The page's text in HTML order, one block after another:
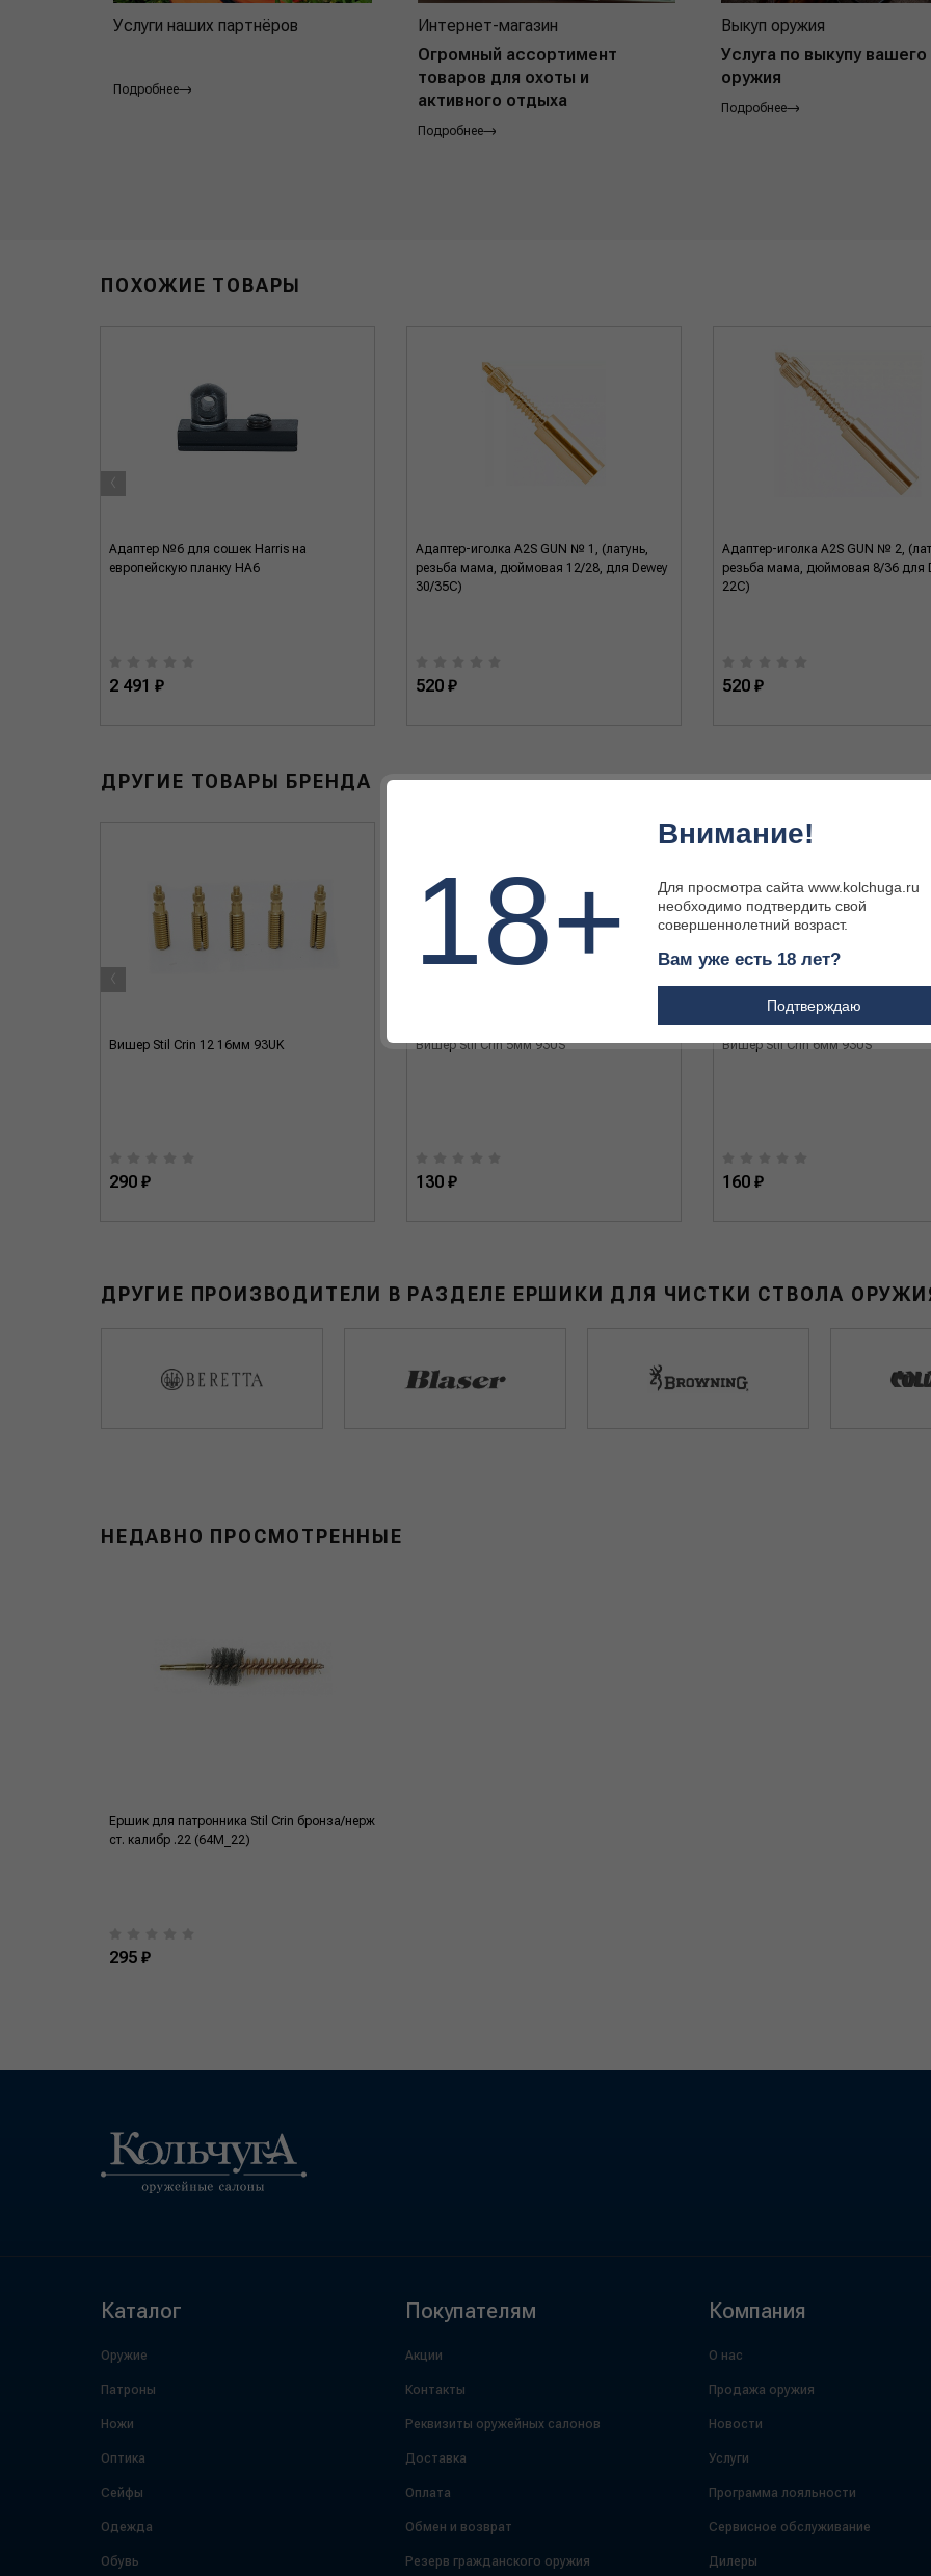
Услуги наших партнёров
Подробнее
Интернет-магазин
Огромный ассортимент
товаров для охоты и
активного отдыха
Подробнее
Выкуп оружия
Услуга по выкупу вашего
оружия
Подробнее
ПОХОЖИЕ ТОВАРЫ
Адаптер №6 для сошек Harris на
европейскую планку HA6
2 491 ₽
Адаптер-иголка A2S GUN № 1, (латунь,
резьба мама, дюймовая 12/28, для Dewey
30/35C)
520 ₽
Адаптер-иголка A2S GUN № 2,
резьба мама, дюймовая 8/36 для
22C)
520 ₽
‹
ДРУГИЕ ТОВАРЫ БРЕНДА
Вишер Stil Crin 12 16мм 93UK
290 ₽
Вишер Stil Crin 5мм 93US
130 ₽
Вишер Stil Crin 6мм 93US
160 ₽
‹
ДРУГИЕ ПРОИЗВОДИТЕЛИ В РАЗДЕЛЕ ЕРШИКИ ДЛЯ ЧИСТКИ СТВОЛА
НЕДАВНО ПРОСМОТРЕННЫЕ
Ершик для патронника Stil Crin бронза/нерж
ст. калибр .22 (64M_22)
295 ₽
Каталог
Оружие
Патроны
Ножи
Оптика
Сейфы
Одежда
Обувь
Покупателям
Акции
Контакты
Реквизиты оружейных салонов
Доставка
Оплата
Обмен и возврат
Резерв гражданского оружия
Компания
О нас
Продажа оружия
Новости
Услуги
Программа лояльности
Сервисное обслуживание
Дилеры
18+
Внимание!
Для просмотра сайта www.kolchuga.ru
необходимо подтвердить свой
совершеннолетний возраст.
Вам уже есть 18 лет?
Подтверждаю